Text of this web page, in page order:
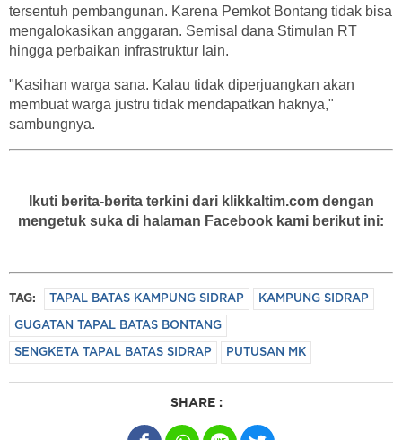
tersentuh pembangunan. Karena Pemkot Bontang tidak bisa
mengalokasikan anggaran. Semisal dana Stimulan RT
hingga perbaikan infrastruktur lain.
"Kasihan warga sana. Kalau tidak diperjuangkan akan
membuat warga justru tidak mendapatkan haknya,"
sambungnya.
Ikuti berita-berita terkini dari klikkaltim.com dengan
mengetuk suka di halaman Facebook kami berikut ini:
TAG: TAPAL BATAS KAMPUNG SIDRAP KAMPUNG SIDRAP
GUGATAN TAPAL BATAS BONTANG
SENGKETA TAPAL BATAS SIDRAP PUTUSAN MK
SHARE :